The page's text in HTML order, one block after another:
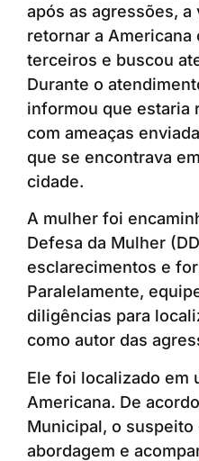
após as agressões,
retornar a Americana
terceiros e buscou
Durante o
informou que estaria
com ameaças
que se encontrava
cidade.
A mulher foi
Defesa da Mulher
esclarecimentos e
Paralelamente,
diligências para
como autor das
Ele foi localizado em
Americana. De
Municipal, o suspeito
abordagem e